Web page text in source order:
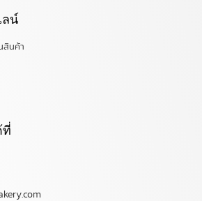
ลน์
สินค้า